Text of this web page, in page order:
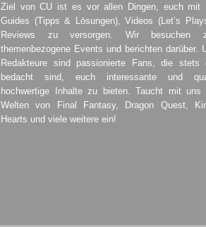
Ziel von CU ist es vor allen Dingen, euch mit
Guides (Tipps & Lösungen), Videos (Let’s
Reviews zu versorgen. Wir besuchen
themenbezogene Events und berichten darüber.
Redakteure sind passionierte Fans, die stets
bedacht sind, euch interessante und
hochwertige Inhalte zu bieten. Taucht mit
Welten von Final Fantasy, Dragon Quest,
Hearts und viele weitere ein!